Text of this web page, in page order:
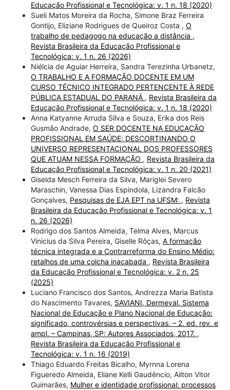
Educação Profissional e Tecnológica: v. 1 n. 18 (2020)
Sueli Matos Moreira da Rocha, Simone Braz Ferreira
Gontijo, Eliziane Rodrigues de Queiroz Costa , O
trabalho de pedagogo na educação a distância ,
Revista Brasileira da Educação Profissional e
Tecnológica: v. 1 n. 26 (2026)
Niélcia de Aguiar Herreira, Sandra Terezinha Urbanetz,
O TRABALHO E A FORMAÇÃO DOCENTE EM UM
CURSO TÉCNICO INTEGRADO PERTENCENTE À REDE
PÚBLICA ESTADUAL DO PARANÁ , Revista Brasileira da
Educação Profissional e Tecnológica: v. 1 n. 18 (2020)
Anna Katyanne Arruda Silva e Souza, Erika dos Reis
Gusmão Andrade, O SER DOCENTE NA EDUCAÇÃO
PROFISSIONAL EM SAÚDE: DESCORTINANDO O
UNIVERSO REPRESENTACIONAL DOS PROFESSORES
QUE ATUAM NESSA FORMAÇÃO , Revista Brasileira da
Educação Profissional e Tecnológica: v. 1 n. 20 (2021)
Giselda Mesch Ferreira da Silva, Mariglei Severo
Maraschin, Vanessa Dias Espindola, Lizandra Falcão
Gonçalves, Pesquisas de EJA EPT na UFSM: , Revista
Brasileira da Educação Profissional e Tecnológica: v. 1
n. 26 (2026)
Rodrigo dos Santos Almeida, Telma Alves, Marcus
Vinicius da Silva Pereira, Giselle Rôças, A formação
técnica integrada e a Contrarreforma do Ensino Médio:
retalhos de uma colcha inacabada , Revista Brasileira
da Educação Profissional e Tecnológica: v. 2 n. 25
(2025)
Luciano Francisco dos Santos, Andrezza Maria Batista
do Nascimento Tavares, SAVIANI, Dermeval. Sistema
Nacional de Educação e Plano Nacional de Educação:
significado, controvérsias e perspectivas. – 2. ed. rev. e
ampl. – Campinas, SP: Autores Associados, 2017. ,
Revista Brasileira da Educação Profissional e
Tecnológica: v. 1 n. 16 (2019)
Thiago Eduardo Freitas Bicalho, Myrnna Lorena
Figueredo Almeida, Eliane Kelli Gaudêncio, Ailton Vitor
Guimarães, Mulher e identidade profissional: processos